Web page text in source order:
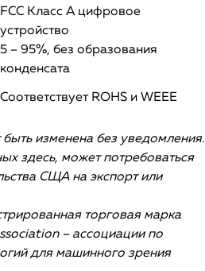
FCC Класс А цифровое
устройство
5 – 95%, без образования
конденсата
Соответствует ROHS и WEEE
изменена без
здесь, может потребоваться
СЩА на экспорт или
торговая марка
– ассоциации по
для машинного зрения